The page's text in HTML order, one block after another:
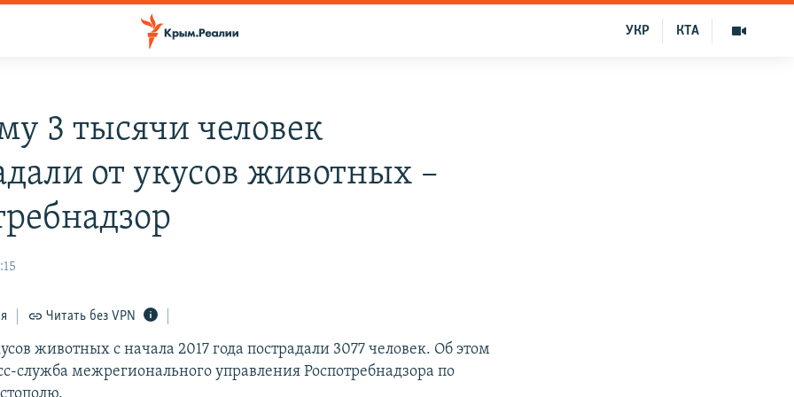
КТА
УКР
3 тысячи человек
от укусов животных –
Читать без VPN
животных с начала 2017 года пострадали 3077 человек. Об этом
служба межрегионального управления Роспотребнадзора по